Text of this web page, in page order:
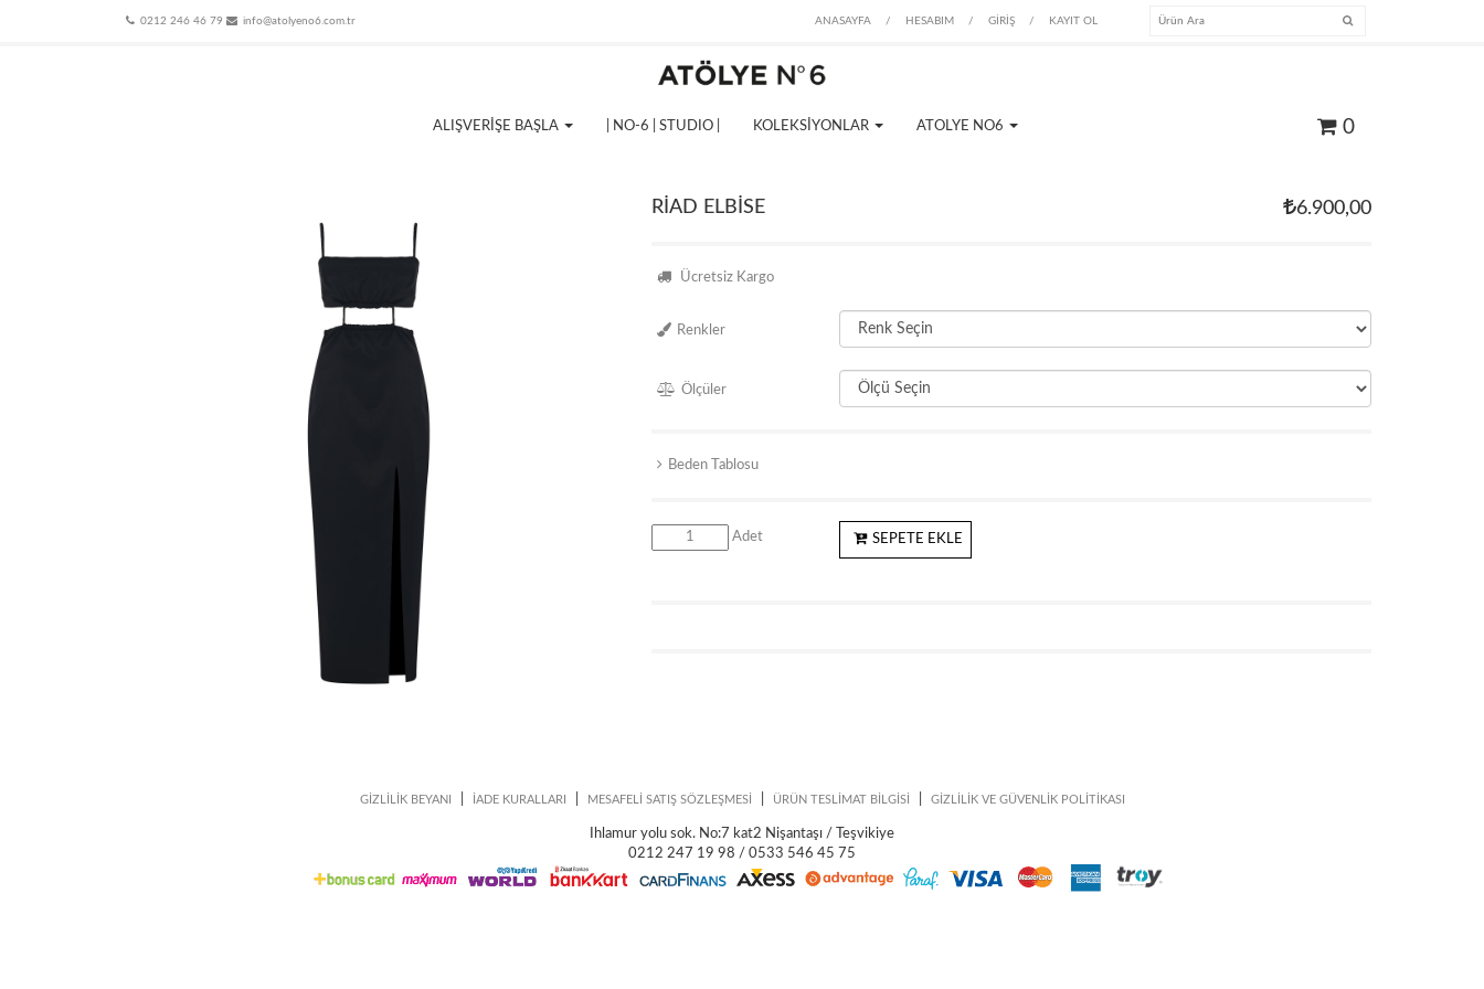
0212 246 46 79 info@atolyeno6.com.tr ANASAYFA / HESABIM / GİRİŞ / KAYIT OL
ALIŞVERİŞE BAŞLA | NO-6 | STUDIO | KOLEKSİYONLAR ATOLYE NO6 0
RİAD ELBİSE 6.900,00
Ücretsiz Kargo
Renkler
Ölçüler
Beden Tablosu
Adet SEPETE EKLE
GİZLİLİK BEYANI İADE KURALLARI MESAFELİ SATIŞ SÖZLEŞMESİ ÜRÜN TESLİMAT BİLGİSİ GİZLİLİK VE GÜVENLİK POLİTİKASI
Ihlamur yolu sok. No:7 kat2 Nişantaşı / Teşvikiye
0212 247 19 98 / 0533 546 45 75